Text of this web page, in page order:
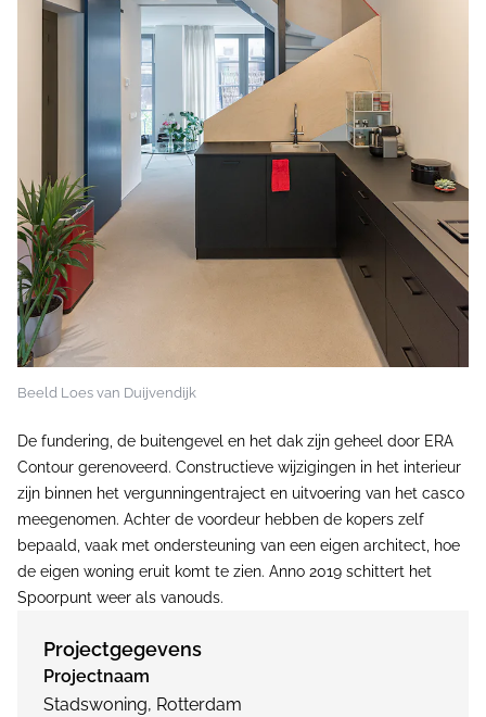
Beeld Loes van Duijvendijk
De fundering, de buitengevel en het dak zijn geheel door ERA
Contour gerenoveerd. Constructieve wijzigingen in het interieur
zijn binnen het vergunningentraject en uitvoering van het casco
meegenomen. Achter de voordeur hebben de kopers zelf
bepaald, vaak met ondersteuning van een eigen architect, hoe
de eigen woning eruit komt te zien. Anno 2019 schittert het
Spoorpunt weer als vanouds.
Projectgegevens
Projectnaam
Stadswoning, Rotterdam